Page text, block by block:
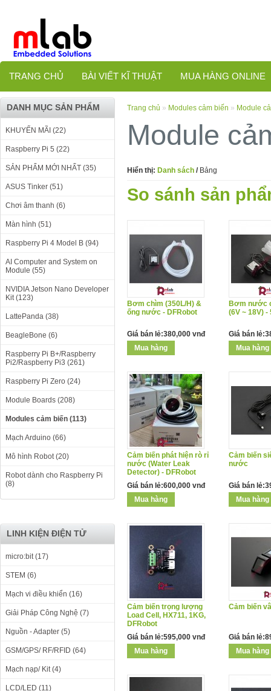
TRANG CHỦ BÀI VIẾT KĨ THUẬT MUA HÀNG ONLINE
DANH MỤC SẢN PHẨM
KHUYẾN MÃI (22)
Raspberry Pi 5 (22)
SẢN PHẨM MỚI NHẤT (35)
ASUS Tinker (51)
Chơi âm thanh (6)
Màn hình (51)
Raspberry Pi 4 Model B (94)
AI Computer and System on
Module (55)
NVIDIA Jetson Nano Developer
Kit (123)
LattePanda (38)
BeagleBone (6)
Raspberry Pi B+/Raspberry
Pi2/Raspberry Pi3 (261)
Raspberry Pi Zero (24)
Module Boards (208)
Modules cảm biến (113)
Mạch Arduino (66)
Mô hình Robot (20)
Robot dành cho Raspberry Pi
(8)
LINH KIỆN ĐIỆN TỬ
micro:bit (17)
STEM (6)
Mạch vi điều khiển (16)
Giải Pháp Công Nghệ (7)
Nguồn - Adapter (5)
GSM/GPS/ RF/RFID (64)
Mạch nạp/ Kit (4)
LCD/LED (11)
Trang chủ » Modules cảm biến » Module
Module
Hiển thị: Danh sách /Bảng
So sánh sản
Bơm chìm (350L/H) &
ống nước - DFRobot
Giá bán lẻ:380,000 vnđ
Bơm nước
(6V ~ 18V) -
Giá bán
Cảm biến phát hiện rò rỉ
nước (Water Leak
Detector) - DFRobot
Giá bán lẻ:600,000 vnđ
Cảm biến
nước
Giá bán
Cảm biến trọng lượng
Load Cell, HX711, 1KG,
DFRobot
Giá bán lẻ:595,000 vnđ
Cảm biến
Giá bán